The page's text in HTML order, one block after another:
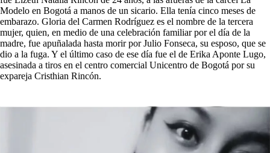
Modelo en Bogotá a manos de un sicario. Ella tenía cinco meses de
embarazo. Gloria del Carmen Rodríguez es el nombre de la tercera
mujer, quien, en medio de una celebración familiar por el día de la
madre, fue apuñalada hasta morir por Julio Fonseca, su esposo, que se
dio a la fuga. Y el último caso de ese día fue el de Erika Aponte Lugo,
asesinada a tiros en el centro comercial Unicentro de Bogotá por su
expareja Cristhian Rincón.